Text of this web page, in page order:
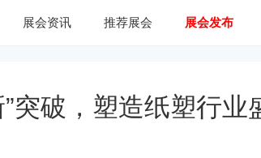
展会资讯 推荐展会 展会发布
突破，塑造纸塑行业